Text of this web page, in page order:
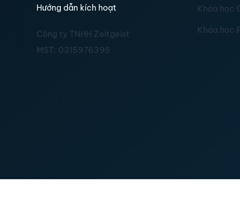
Hướng dẫn kích hoạt
Công ty TNHH Zeitgeist
MST: 0315976395
Khóa học
Khóa học